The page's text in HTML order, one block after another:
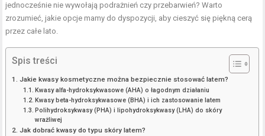
jednocześnie nie wywołają podrażnień czy przebarwień? Warto
zrozumieć, jakie opcje mamy do dyspozycji, aby cieszyć się piękną cerą
przez całe lato.
Spis treści
Jakie kwasy kosmetyczne można bezpiecznie stosować latem?
Kwasy alfa-hydroksykwasowe (AHA) o łagodnym działaniu
Kwasy beta-hydroksykwasowe (BHA) i ich zastosowanie latem
Polihydroksykwasy (PHA) i lipohydroksykwasy (LHA) do skóry
wrażliwej
Jak dobrać kwasy do typu skóry latem?